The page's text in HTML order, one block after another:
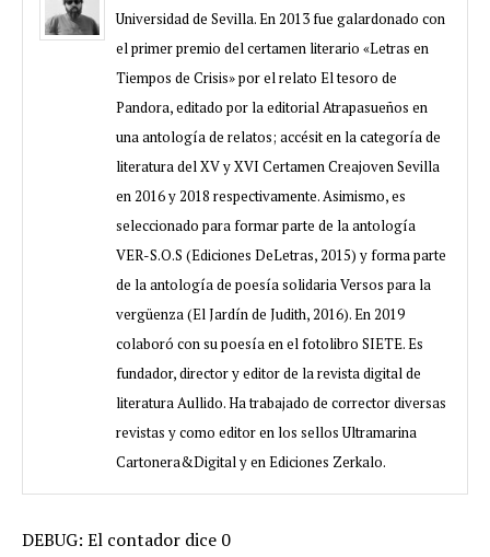
Universidad de Sevilla. En 2013 fue galardonado con
el primer premio del certamen literario «Letras en
Tiempos de Crisis» por el relato El tesoro de
Pandora, editado por la editorial Atrapasueños en
una antología de relatos; accésit en la categoría de
literatura del XV y XVI Certamen Creajoven Sevilla
en 2016 y 2018 respectivamente. Asimismo, es
seleccionado para formar parte de la antología
VER-S.O.S (Ediciones DeLetras, 2015) y forma parte
de la antología de poesía solidaria Versos para la
vergüenza (El Jardín de Judith, 2016). En 2019
colaboró con su poesía en el fotolibro SIETE. Es
fundador, director y editor de la revista digital de
literatura Aullido. Ha trabajado de corrector diversas
revistas y como editor en los sellos Ultramarina
Cartonera&Digital y en Ediciones Zerkalo.
DEBUG: El contador dice 0